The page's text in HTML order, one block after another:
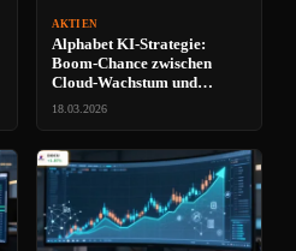
AKTIEN
Alphabet KI-Strategie:
Boom-Chance zwischen
Cloud-Wachstum und
Regulierung
18.03.2026